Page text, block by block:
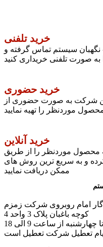
خرید تلفنی
نگهبان سیستم تماس گرفته و
صورت تلفنی خریداری کنید
خرید حضوری
شرکت به صورت حضوری از
موردنظر را تهیه نمایید
خرید آنلاین
محصول موردنظر را از طریق
و به سریع ترین روش های
ممکن دریافت نمایید
امام روبروی شرکت زمزم
کوچه باغبان پلاک 3 واحد 4